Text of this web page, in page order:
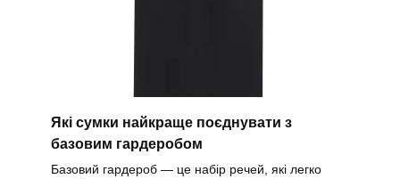
Які сумки найкраще поєднувати з
базовим гардеробом
Базовий гардероб — це набір речей, які легко